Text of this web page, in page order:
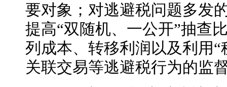
要对象；对逃避税问题多发
提高“双随机、一公开”抽查
列成本、转移利润以及利用“
关联交易等逃避税行为的监